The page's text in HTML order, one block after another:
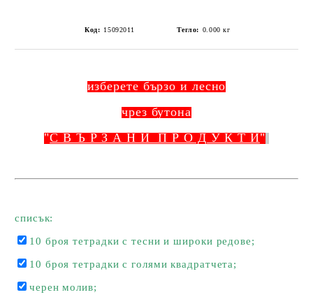
Код: 15092011 Тегло: 0.000 кг
изберете бързо и лесно
чрез бутона
"С В Ъ Р З А Н И П Р О Д У К Т И"
списък:
10 броя тетрадки с тесни и широки редове;
10 броя тетрадки с голями квадратчета;
черен молив;